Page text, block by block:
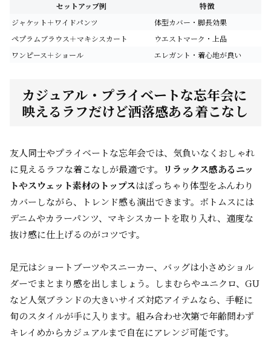
セットアップ例
特徴
ジャケット＋ワイドパンツ
体型カバー・脚長効果
ペプラムブラウス＋マキシスカート
ウエストマーク・上品
ワンピース＋ショール
エレガント・着心地が良い
カジュアル・プライベートな忘年会に
映えるラフだけど洒落感ある着こなし
友人同士やプライベートな忘年会では、気負いなくおしゃれ
に見えるラフな着こなしが最適です。
リラックス感あるニッ
トやスウェット素材のトップスはぽっちゃり体型をふんわり
カバーしながら、トレンド感も演出できます。ボトムスには
デニムやカラーパンツ、マキシスカートを取り入れ、適度な
抜け感に仕上げるのがコツです。
足元はショートブーツやスニーカー、バッグは小さめショル
ダーでまとまり感を出しましょう。しまむらやユニクロ、GU
など人気ブランドの大きいサイズ対応アイテムなら、手軽に
旬のスタイルが手に入ります。組み合わせ次第で年齢問わず
キレイめからカジュアルまで自在にアレンジ可能です。